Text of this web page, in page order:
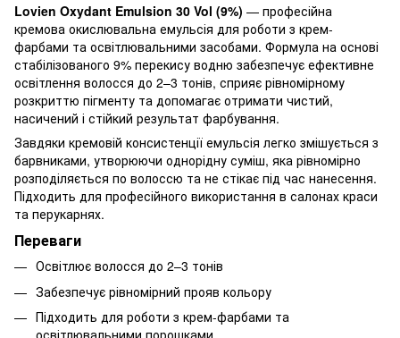
Lovien Oxydant Emulsion 30 Vol (9%) — професійна
кремова окислювальна емульсія для роботи з крем-
фарбами та освітлювальними засобами. Формула на основі
стабілізованого 9% перекису водню забезпечує ефективне
освітлення волосся до 2–3 тонів, сприяє рівномірному
розкриттю пігменту та допомагає отримати чистий,
насичений і стійкий результат фарбування.
Завдяки кремовій консистенції емульсія легко змішується з
барвниками, утворюючи однорідну суміш, яка рівномірно
розподіляється по волоссю та не стікає під час нанесення.
Підходить для професійного використання в салонах краси
та перукарнях.
Переваги
Освітлює волосся до 2–3 тонів
Забезпечує рівномірний прояв кольору
Підходить для роботи з крем-фарбами та